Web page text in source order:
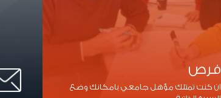
فرص
ان كنت تمتلك مؤهل جامعي بامكانك وضع